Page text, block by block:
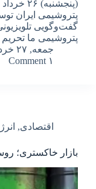
پتروشیمی ایران
گفت‌وگویی
پتروشیمی ما
جمعه, ۲۷ خرداد ۱۴۰۱ – ۰۱:۵۷
۱ Comment
اقتصادی,
بازار خاکستری؛